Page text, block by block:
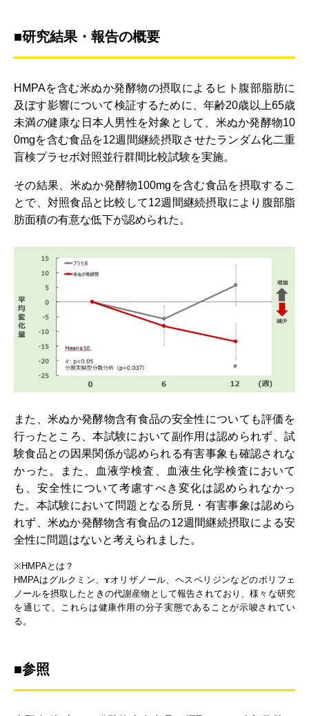
■研究結果・報告の概要
HMPAを含む米ぬか発酵物の摂取によるヒト腹部脂肪に
及ぼす影響について検証するために、年齢20歳以上65歳
未満の健康な日本人男性を対象として、米ぬか発酵物10
0mgを含む食品を12週間継続摂取させたランダム化二重
盲検プラセボ対照並行群間比較試験を実施。
その結果、米ぬか発酵物100mgを含む食品を摂取するこ
とで、対照食品と比較して12週間継続摂取により腹部脂
肪面積の有意な低下が認められた。
また、米ぬか発酵物含有食品の安全性についても評価を
行ったところ、本試験において副作用は認められず、試
験食品との因果関係が認められる有害事象も確認されな
かった。また、血液学検査、血液生化学検査において
も、安全性について考慮すべき変化は認められなかっ
た。本試験において問題となる所見・有害事象は認めら
れず、米ぬか発酵物含有食品の12週間継続摂取による安
全性に問題はないと考えられました。
※HMPAとは？
HMPAはグルクミン、ɤオリザノール、ヘスペリジンなどのポリフェ
ノールを摂取したときの代謝産物として報告されており、様々な研究
を通じて、これらは健康作用の分子実態であることが示唆されてい
る。
■参照